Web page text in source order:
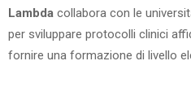
Lambda collabora con le
per sviluppare protocolli clinici
fornire una formazione di livello